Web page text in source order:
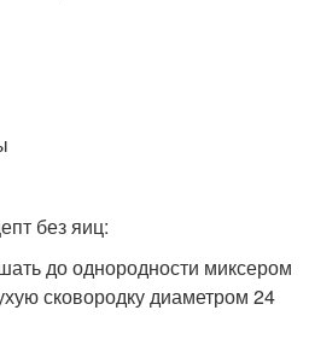
без яиц:
до однородности миксером
сковородку диаметром 24